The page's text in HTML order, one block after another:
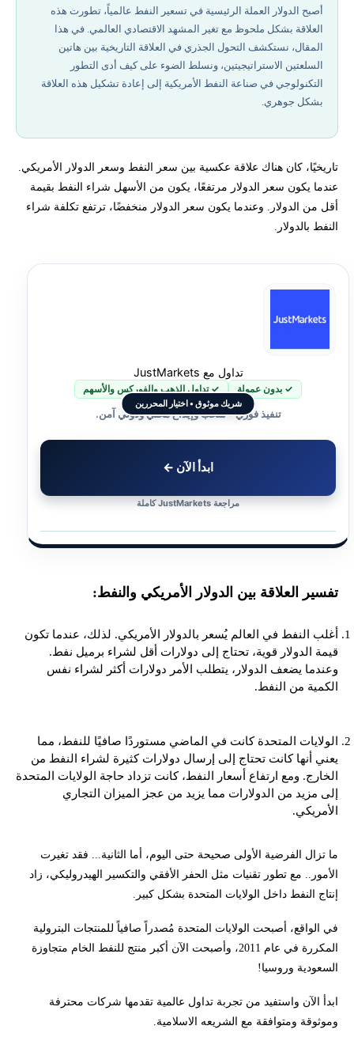
تحتاج لاستشارة لمعرفة كل ما يؤثر على تداول الفوركس وكيفية تجنب
الخسارة بسبه؟
أصبح الدولار العملة الرئيسية في تسعير النفط عالمياً، تطورت هذه
العلاقة بشكل ملحوظ مع تغير المشهد الاقتصادي العالمي. في هذا
المقال، نستكشف التحول الجذري في العلاقة التاريخية بين هاتين
السلعتين الاستراتيجيتين، ونسلط الضوء على كيف أدى التطور
التكنولوجي في صناعة النفط الأمريكية إلى إعادة تشكيل هذه العلاقة
بشكل جوهري.
تاريخيًا، كان هناك علاقة عكسية بين سعر النفط وسعر الدولار الأمريكي.
عندما يكون سعر الدولار مرتفعًا، يكون من الأسهل شراء النفط بقيمة
أقل من الدولار. وعندما يكون سعر الدولار منخفضًا، ترتفع تكلفة شراء
النفط بالدولار.
شريك موثوق • اختيار المحررين
تداول مع JustMarkets
✓ بدون عمولة ✓ تداول الذهب والفوركس والأسهم
تنفيذ فوري • سحب وإيداع محلي ودولي آمن.
ابدأ الآن ←
مراجعة JustMarkets كاملة
تفسير العلاقة بين الدولار الأمريكي والنفط:
أغلب النفط في العالم يُسعر بالدولار الأمريكي. لذلك، عندما تكون
قيمة الدولار قوية، تحتاج إلى دولارات أقل لشراء برميل نفط.
وعندما يضعف الدولار، يتطلب الأمر دولارات أكثر لشراء نفس
الكمية من النفط.
الولايات المتحدة كانت في الماضي مستوردًا صافيًا للنفط، مما
يعني أنها كانت تحتاج إلى إرسال دولارات كثيرة لشراء النفط من
الخارج. ومع ارتفاع أسعار النفط، كانت تزداد حاجة الولايات المتحدة
إلى مزيد من الدولارات مما يزيد من عجز الميزان التجاري
الأمريكي.
ما تزال الفرضية الأولى صحيحة حتى اليوم، أما الثانية... فقد تغيرت
الأمور.. مع تطور تقنيات مثل الحفر الأفقي والتكسير الهيدروليكي، زاد
إنتاج النفط داخل الولايات المتحدة بشكل كبير.
في الواقع، أصبحت الولايات المتحدة مُصدراً صافياً للمنتجات البترولية
المكررة في عام 2011، وأصبحت الآن أكبر منتج للنفط الخام متجاوزة
السعودية وروسيا!
ابدأ الآن واستفيد من تجربة تداول عالمية تقدمها شركات محترفة
وموثوقة ومتوافقة مع الشريعه الاسلامية.